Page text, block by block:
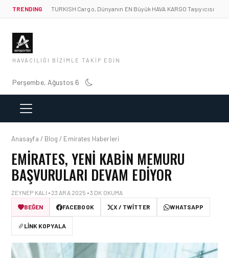
TRENDING TURKISH Cargo, Dünyanın EN Büyük HAVA KARGO Taşıyıcısı
HAVACILIĞI BIZIMLE TAKIP EDIN
Perşembe, Ağustos 6
Anasayfa / Blog / Emirates Haberleri
EMIRATES, YENI KABIN MEMURU
BAŞVURULARI DEVAM EDIYOR
ZEYNEP KALI • 23 ARA 2025 • 3 DK OKUMA
BEĞEN
FACEBOOK X / TWITTER WHATSAPP
LINK KOPYALA